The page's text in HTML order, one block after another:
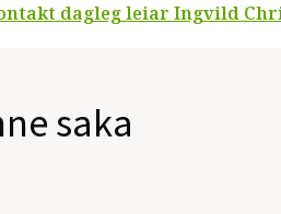
dagleg leiar Ingvild
saka